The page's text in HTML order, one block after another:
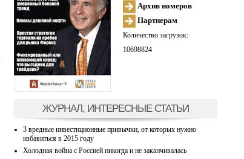
Архив номеров
Партнерам
Количество загрузок:
10698824
ЖУРНАЛ, ИНТЕРЕСНЫЕ СТАТЬИ
3 вредные инвестиционные привычки, от которых нужно
избавиться в 2015 году
Холодная война с Россией никогда и не заканчивалась